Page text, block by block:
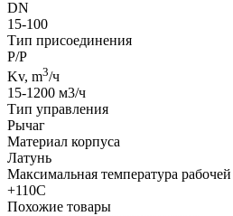
DN
15-100
Тип присоединения
Р/Р
Kv, m3/ч
15-1200 м3/ч
Тип управления
Рычаг
Материал корпуса
Латунь
Максимальная температура
+110С
Похожие товары